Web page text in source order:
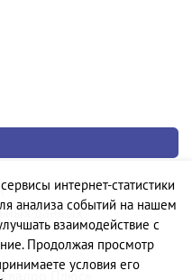
данных
Плюс»
интернет-статистики
анализа событий на нашем
взаимодействие с
Продолжая просмотр
условия его